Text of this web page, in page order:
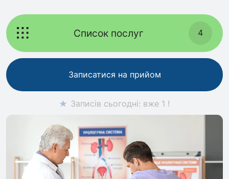
Список послуг 4
Записатися на прийом
Записів сьогодні: вже 1 !